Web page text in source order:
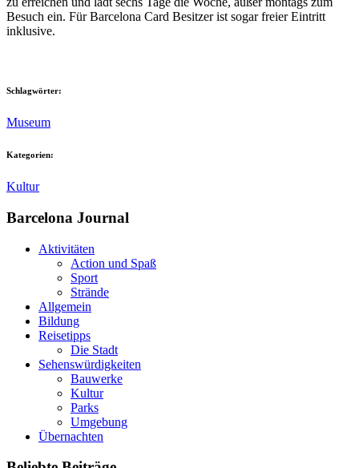
Besuch ein. Für Barcelona Card Besitzer ist sogar freier Eintritt
inklusive.
Schlagwörter:
Museum
Kategorien:
Kultur
Barcelona Journal
Aktivitäten
Action und Spaß
Sport
Strände
Allgemein
Bildung
Reisetipps
Die Stadt
Sehenswürdigkeiten
Bauwerke
Kultur
Parks
Umgebung
Übernachten